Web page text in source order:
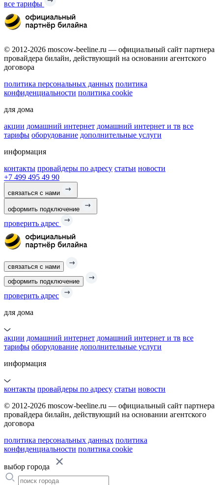
все тарифы
© 2012-2026 moscow-beeline.ru — официальный сайт партнера
провайдера билайн, действующий на основании агентского
договора
политика персональных данных политика
конфиденциальности политика cookie
для дома
акции домашний интернет домашний интернет и тв все
тарифы оборудование дополнительные услуги
информация
контакты провайдеры по адресу статьи новости
+7 499 495 49 90
связаться с нами
оформить подключение
проверить адрес
связаться с нами
оформить подключение
проверить адрес
для дома
акции домашний интернет домашний интернет и тв все
тарифы оборудование дополнительные услуги
информация
контакты провайдеры по адресу статьи новости
© 2012-2026 moscow-beeline.ru — официальный сайт партнера
провайдера билайн, действующий на основании агентского
договора
политика персональных данных политика
конфиденциальности политика cookie
выбор города